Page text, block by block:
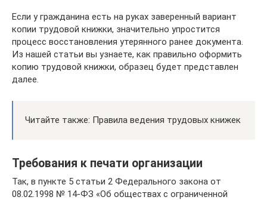
Если у гражданина есть на руках заверенный вариант
копии трудовой книжки, значительно упростится
процесс восстановления утерянного ранее документа.
Из нашей статьи вы узнаете, как правильно оформить
копию трудовой книжки, образец будет представлен
далее.
Читайте также: Правила ведения трудовых книжек
Требования к печати организации
Так, в пункте 5 статьи 2 Федерального закона от
08.02.1998 № 14-ФЗ «Об обществах с ограниченной